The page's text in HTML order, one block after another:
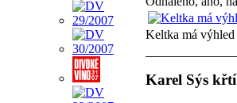
Keltka má výhled
Karel Sýs